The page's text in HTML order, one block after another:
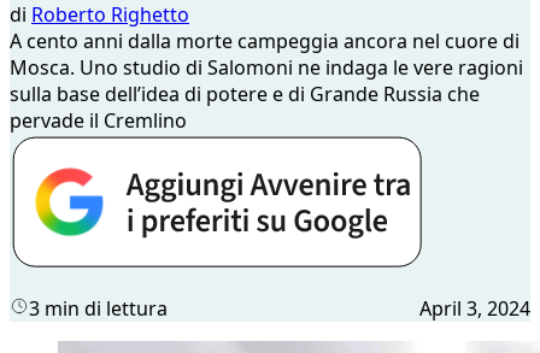
di Roberto Righetto
A cento anni dalla morte campeggia ancora nel cuore di
Mosca. Uno studio di Salomoni ne indaga le vere ragioni
sulla base dell’idea di potere e di Grande Russia che
pervade il Cremlino
3 min di lettura April 3, 2024